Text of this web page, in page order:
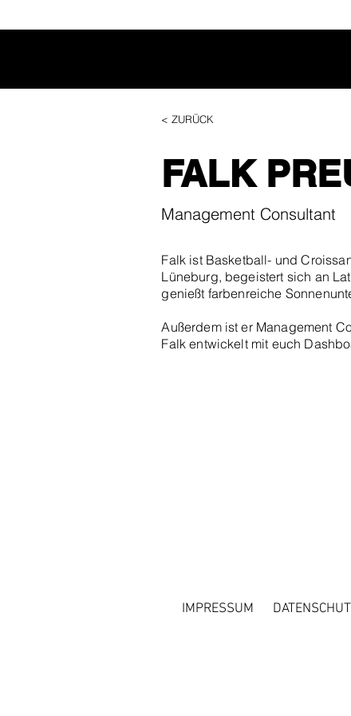
< ZURÜCK
FALK
Management Consultant
Falk ist Basketball- und
Lüneburg, begeistert sich an
genießt farbenreiche
Außerdem ist er Management
Falk entwickelt mit euch
IMPRESSUM